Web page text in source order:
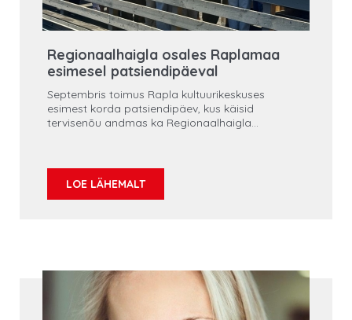
Regionaalhaigla osales Raplamaa
esimesel patsiendipäeval
Septembris toimus Rapla kultuurikeskuses
esimest korda patsiendipäev, kus käisid
tervisenõu andmas ka Regionaalhaigla
LOE LÄHEMALT